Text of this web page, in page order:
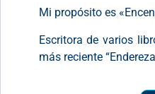
Mi propósito es
Escritora de varios
más reciente